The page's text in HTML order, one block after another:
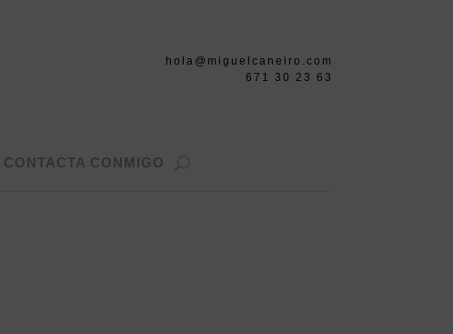
hola@miguelcaneiro.com
671 30 23 63
CONTACTA CONMIGO